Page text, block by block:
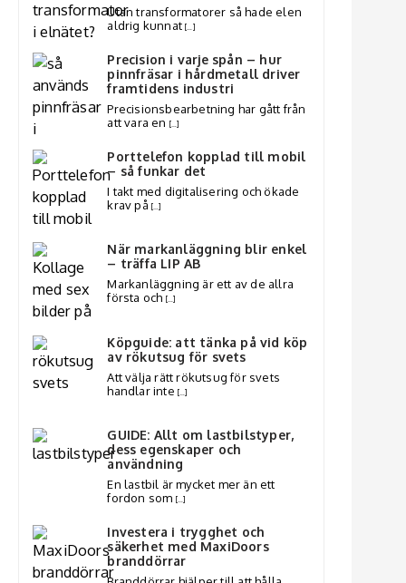
Utan transformatorer så hade elen
aldrig kunnat[…]
Precision i varje spån – hur
pinnfräsar i hårdmetall driver
framtidens industri
Precisionsbearbetning har gått från
att vara en […]
Porttelefon kopplad till mobil
– så funkar det
I takt med digitalisering och ökade
krav på […]
När markanläggning blir enkel
– träffa LIP AB
Markanläggning är ett av de allra
första och […]
Köpguide: att tänka på vid köp
av rökutsug för svets
Att välja rätt rökutsug för svets
handlar inte […]
GUIDE: Allt om lastbilstyper,
dess egenskaper och
användning
En lastbil är mycket mer än ett
fordon som […]
Investera i trygghet och
säkerhet med MaxiDoors
branddörrar